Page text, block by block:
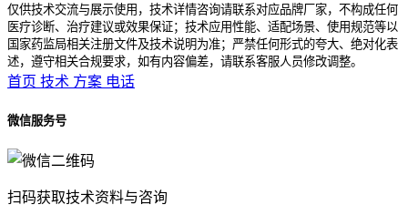
仅供技术交流与展示使用，技术详情咨询请联系对应品牌厂家，不构成任何
医疗诊断、治疗建议或效果保证；技术应用性能、适配场景、使用规范等以
国家药监局相关注册文件及技术说明为准；严禁任何形式的夸大、绝对化表
述，遵守相关合规要求，如有内容偏差，请联系客服人员修改调整。
首页 技术 方案 电话
微信服务号
扫码获取技术资料与咨询